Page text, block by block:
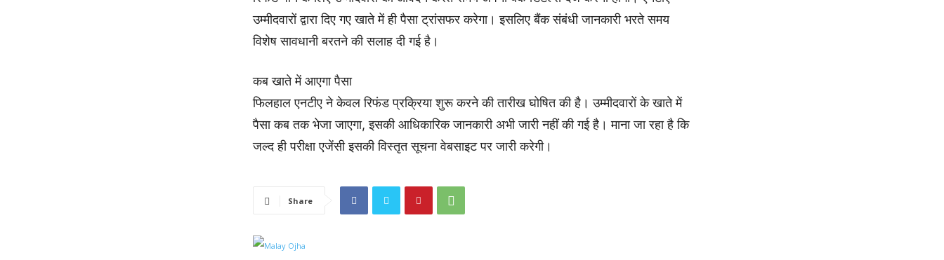
उम्मीदवारों द्वारा दिए गए खाते में ही पैसा ट्रांसफर करेगा। इसलिए बैंक संबंधी जानकारी भरते समय
विशेष सावधानी बरतने की सलाह दी गई है।
कब खाते में आएगा पैसा
फिलहाल एनटीए ने केवल रिफंड प्रक्रिया शुरू करने की तारीख घोषित की है। उम्मीदवारों के खाते में
पैसा कब तक भेजा जाएगा, इसकी आधिकारिक जानकारी अभी जारी नहीं की गई है। माना जा रहा है कि
जल्द ही परीक्षा एजेंसी इसकी विस्तृत सूचना वेबसाइट पर जारी करेगी।
Share